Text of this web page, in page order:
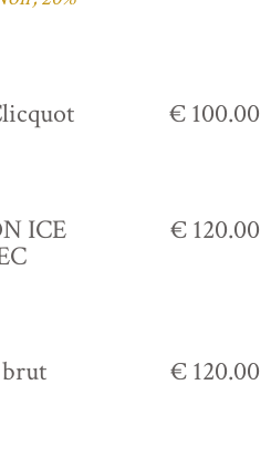
€ 100.00
ICE € 120.00
€ 120.00